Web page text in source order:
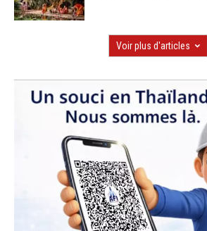
Voir plus d'articles